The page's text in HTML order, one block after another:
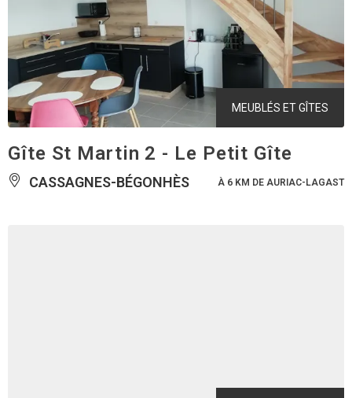
MEUBLÉS ET GÎTES
Gîte St Martin 2 - Le Petit Gîte
CASSAGNES-BÉGONHÈS À 6 KM DE AURIAC-LAGAST